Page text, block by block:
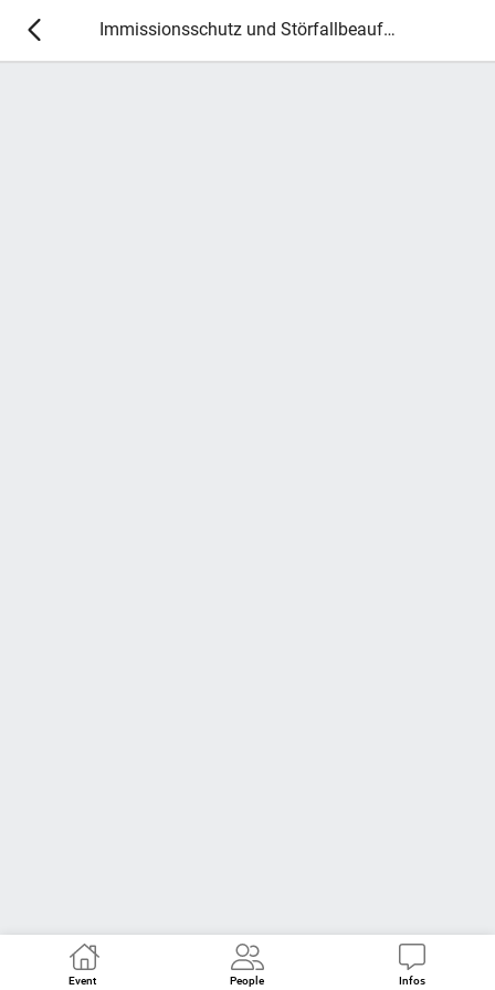
Immissionsschutz und Störfallbeauftragte 2027
Event People Infos